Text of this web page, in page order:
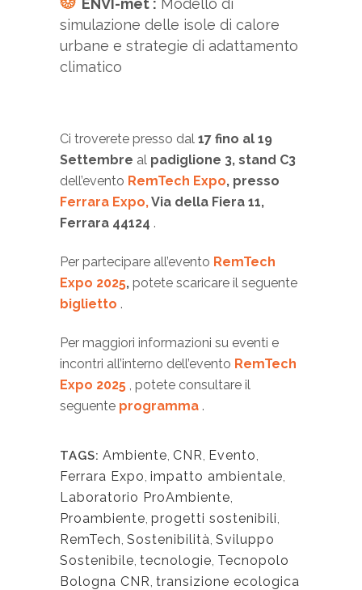
simulazione delle isole di calore
urbane e strategie di adattamento
climatico
Ci troverete presso dal 17 fino al 19
Settembre al padiglione 3, stand C3
dell’evento RemTech Expo, presso
Ferrara Expo,Via della Fiera 11,
Ferrara 44124 .
Per partecipare all’evento RemTech
Expo 2025, potete scaricare il seguente
biglietto .
Per maggiori informazioni su eventi e
incontri all’interno dell’evento RemTech
Expo 2025 , potete consultare il
seguente programma .
TAGS: Ambiente CNR Evento
Ferrara Expo impatto ambientale
Laboratorio ProAmbiente
Proambiente progetti sostenibili
RemTech Sostenibilità Sviluppo
Sostenibile tecnologie Tecnopolo
Bologna CNR transizione ecologica